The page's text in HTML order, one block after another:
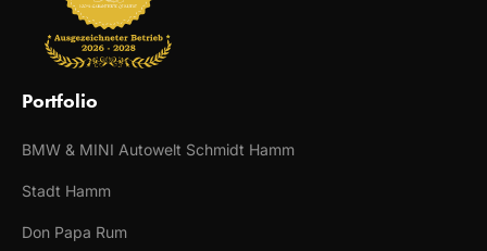
Portfolio
BMW & MINI Autowelt Schmidt Hamm
Stadt Hamm
Don Papa Rum